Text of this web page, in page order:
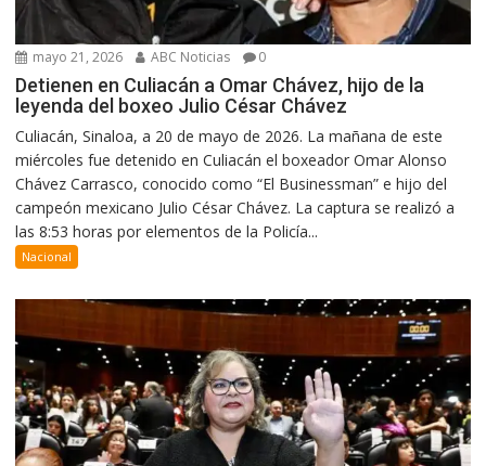
mayo 21, 2026 ABC Noticias 0
Detienen en Culiacán a Omar Chávez, hijo de la
leyenda del boxeo Julio César Chávez
Culiacán, Sinaloa, a 20 de mayo de 2026. La mañana de este
miércoles fue detenido en Culiacán el boxeador Omar Alonso
Chávez Carrasco, conocido como “El Businessman” e hijo del
campeón mexicano Julio César Chávez. La captura se realizó a
las 8:53 horas por elementos de la Policía...
Nacional